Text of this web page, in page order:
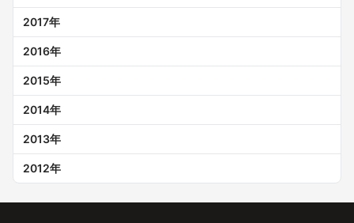
2017年
2016年
2015年
2014年
2013年
2012年